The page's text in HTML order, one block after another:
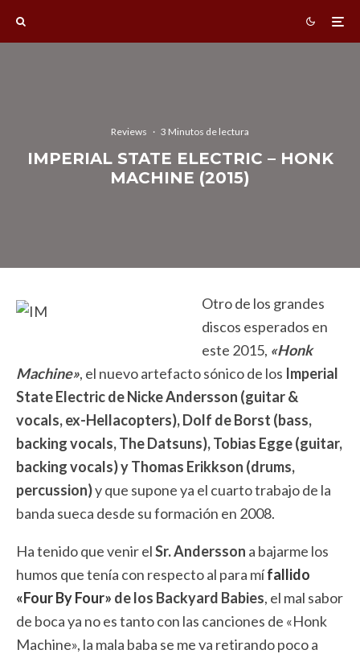
Reviews · 3 Minutos de lectura
IMPERIAL STATE ELECTRIC – HONK
MACHINE (2015)
Otro de los grandes
discos esperados en
este 2015, «Honk
Machine», el nuevo artefacto sónico de los Imperial
State Electric de Nicke Andersson (guitar &
vocals, ex-Hellacopters), Dolf de Borst (bass,
backing vocals, The Datsuns), Tobias Egge (guitar,
backing vocals) y Thomas Erikkson (drums,
percussion)y que supone ya el cuarto trabajo de la
banda sueca desde su formación en 2008.
Ha tenido que venir elSr. Andersson a bajarme los
humos que tenía con respecto al para mífallido
«Four By Four» de los Backyard Babies, el mal sabor
de boca ya no es tanto con las canciones de «Honk
Machine», la mala baba se me va retirando poco a